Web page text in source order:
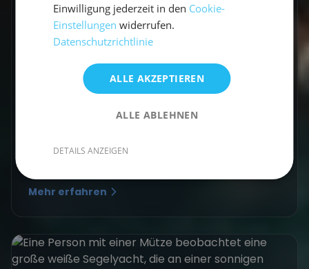
Aktivurlaub an der Ostsee:
Mitsegeln, Wandern und
Radfahren
Die perfekte Ausstattung für deinen
Must-haves, Tipps und Marken für dein
Mehr erfahren
Einwilligung jederzeit in den Cookie-
Einstellungen widerrufen.
Datenschutzrichtlinie
ALLE AKZEPTIEREN
ALLE ABLEHNEN
DETAILS ANZEIGEN